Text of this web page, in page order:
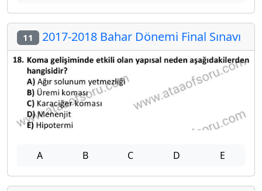
11 2017-2018 Bahar Dönemi Final Sınavı
A B C D E